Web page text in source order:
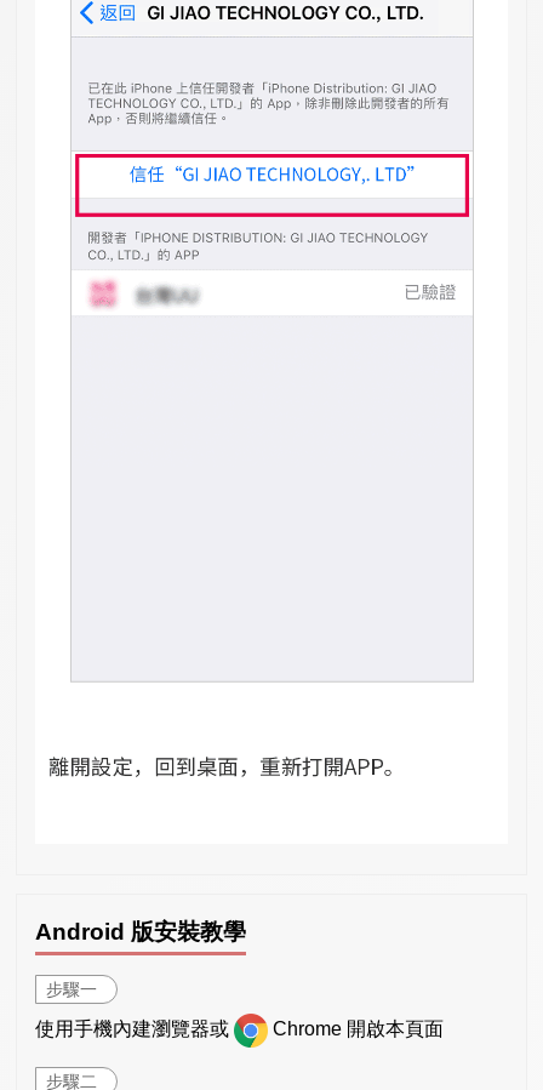
Android 版安裝教學
步驟一
使用手機內建瀏覽器或 Chrome 開啟本頁面
步驟二